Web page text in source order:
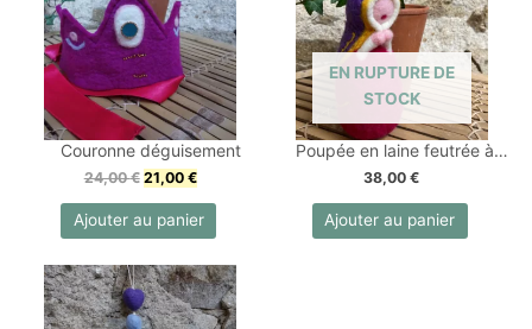
Couronne déguisement
24,00€ 21,00 €
Ajouter au panier
EN RUPTURE DE
STOCK
Poupée en laine feutrée à la main
38,00€
Ajouter au panier